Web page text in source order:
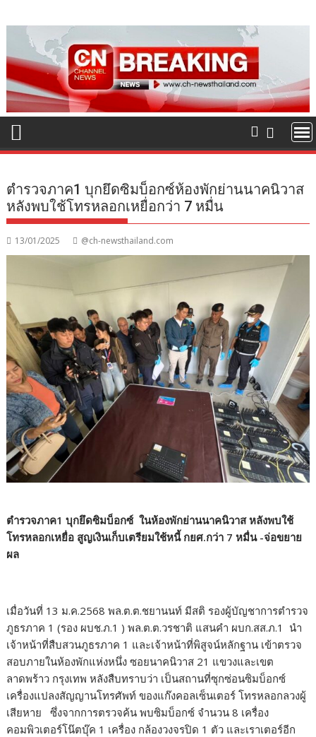
to
content
ตำรวจภาค1 บุกยึดซิมบ็อกซ์ห้องพักย่านนาคนิวาส
หลังพบใช้โทรหลอกเหยื่อกว่า 7 หมื่น
13/01/2025 @ch-newsthailand.com
ตำรวจภาค1 บุกยึดซิมบ็อกซ์ ในห้องพักย่านนาคนิวาส หลังพบใช้
โทรหลอกเหยื่อ สูญเงินเก็บเตรียมใช้หนี้ กยศ.กว่า 7 หมื่น -จ่อขยาย
ผล
เมื่อวันที่ 13 ม.ค.2568 พล.ต.ต.ชยานนท์ มีสติ รองผู้บัญชาการตำรวจ
ภูธรภาค 1 (รอง ผบช.ภ.1 ) พล.ต.ต.วรชาติ แสนคำ ผบก.สส.ภ.1 นำ
เจ้าหน้าที่สืบสวนภูธรภาค 1 และเจ้าหน้าที่พิสูจน์หลักฐาน เข้าตรวจ
สอบภายในห้องพักแห่งหนึ่ง ซอยนาคนิวาส 21 แขวงและเขต
ลาดพร้าว กรุงเทพ หลังสืบทราบว่า เป็นสถานที่ซุกซ่อนซิมบ็อกซ์
เครื่องแปลงสัญญานโทรศัพท์ ของแก๊งคอลเซ็นเตอร์ โทรหลอกลวงผู้
เสียหาย ซึ่งจากการตรวจค้น พบซิมบ็อกซ์ จำนวน 8 เครื่อง
คอมพิวเตอร์โน๊ตบุ๊ค 1 เครื่อง กล้องวงจรปิด 1 ตัว และเราเตอร์อีก